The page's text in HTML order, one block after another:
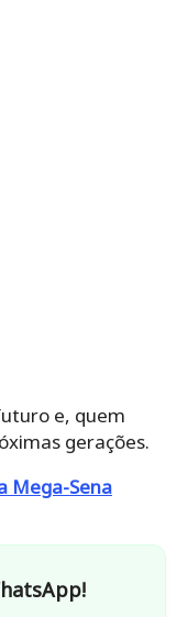
e, quem
gerações.
Mega-Sena